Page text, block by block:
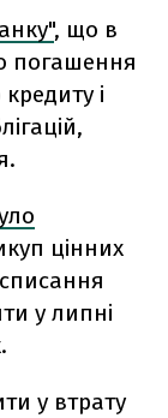
, що в
погашення
і
цінних
у липні
у втрату